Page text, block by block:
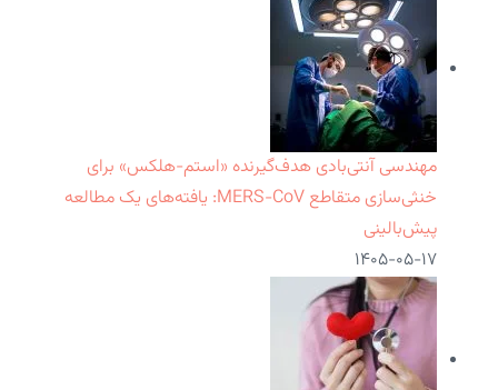
مهندسی آنتی‌بادی هدف‌گیرنده «استم-هلکس» برای
خنثی‌سازی متقاطع MERS-CoV: یافته‌های یک مطالعه
پیش‌بالینی
۱۴۰۵-۰۵-۱۷